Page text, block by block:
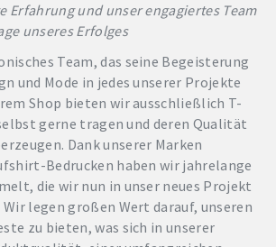
Erfahrung und unser engagiertes Team
unseres Erfolges
Team, das seine Begeisterung
und Mode in jedes unserer Projekte
Shop bieten wir ausschließlich T-
gerne tragen und deren Qualität
Dank unserer Marken
Bedrucken haben wir jahrelange
die wir nun in unser neues Projekt
legen großen Wert darauf, unseren
zu bieten, was sich in unserer